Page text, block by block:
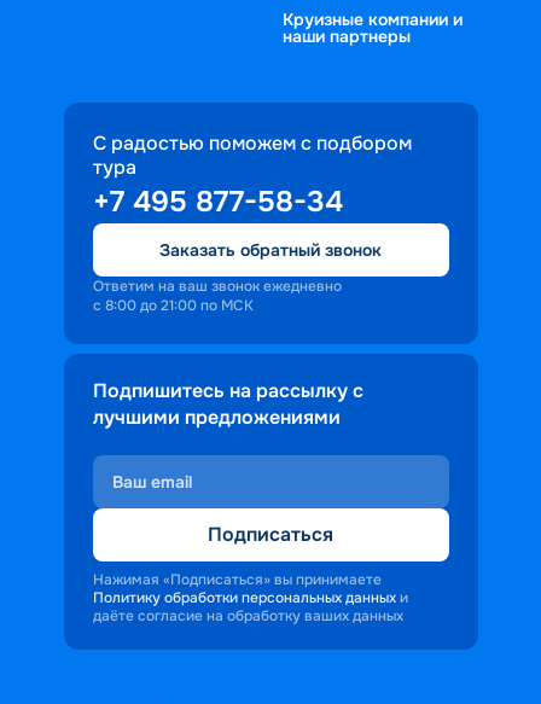
Круизные компании и
наши партнеры
С радостью поможем с подбором
тура
+7 495 877-58-34
Заказать обратный звонок
Ответим на ваш звонок ежедневно
с 8:00 до 21:00 по МСК
Подпишитесь на рассылку с
лучшими предложениями
Подписаться
Нажимая «Подписаться» вы принимаете
Политику обработки персональных данных и
даёте согласие на обработку ваших данных